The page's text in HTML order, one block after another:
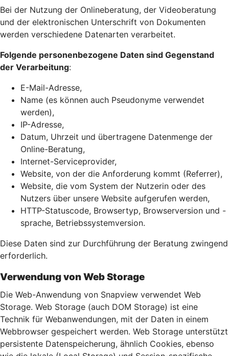
Bei der Nutzung der Onlineberatung, der Videoberatung
und der elektronischen Unterschrift von Dokumenten
werden verschiedene Datenarten verarbeitet.
Folgende personenbezogene Daten sind Gegenstand
der Verarbeitung:
E-Mail-Adresse,
Name (es können auch Pseudonyme verwendet
werden),
IP-Adresse,
Datum, Uhrzeit und übertragene Datenmenge der
Online-Beratung,
Internet-Serviceprovider,
Website, von der die Anforderung kommt (Referrer),
Website, die vom System der Nutzerin oder des
Nutzers über unsere Website aufgerufen werden,
HTTP-Statuscode, Browsertyp, Browserversion und -
sprache, Betriebssystemversion.
Diese Daten sind zur Durchführung der Beratung zwingend
erforderlich.
Verwendung von Web Storage
Die Web-Anwendung von Snapview verwendet Web
Storage. Web Storage (auch DOM Storage) ist eine
Technik für Webanwendungen, mit der Daten in einem
Webbrowser gespeichert werden. Web Storage unterstützt
persistente Datenspeicherung, ähnlich Cookies, ebenso